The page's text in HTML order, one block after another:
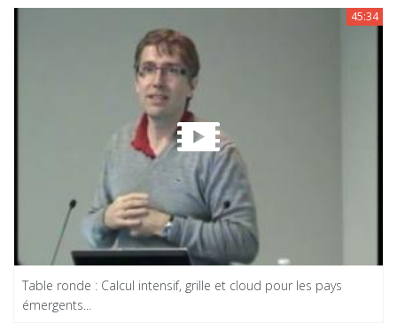
45:34
Table ronde : Calcul intensif, grille et cloud pour les pays
émergents...